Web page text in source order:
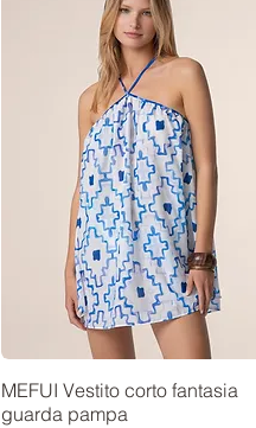
MEFUI Vestito corto fantasia
guarda pampa